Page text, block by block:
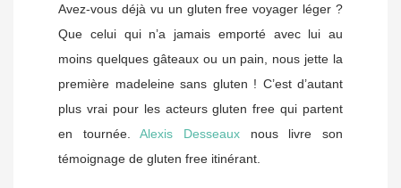
Avez-vous déjà vu un gluten free voyager léger ?
Que celui qui n’a jamais emporté avec lui au
moins quelques gâteaux ou un pain, nous jette la
première madeleine sans gluten ! C’est d’autant
plus vrai pour les acteurs gluten free qui partent
en tournée.Alexis Desseaux nous livre son
témoignage de gluten free itinérant.